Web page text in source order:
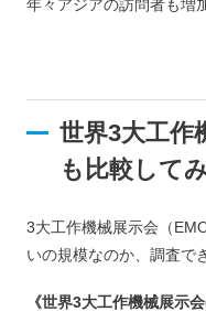
年々アジアの訪問者も増
世界3大工作
も比較して
3大工作機械展示会（
いの規模なのか、調査で
《世界3大工作機械展示